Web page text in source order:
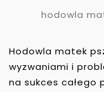
hodowla
Hodowla matek
wyzwaniami i
na sukces całego